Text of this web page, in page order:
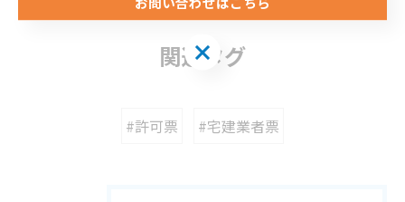
関連タグ
#許可票 #宅建業者票